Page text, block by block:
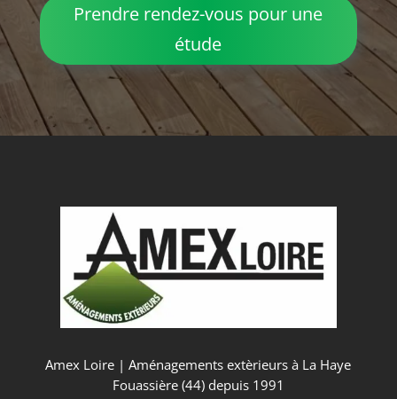
Prendre rendez-vous pour une
étude
Amex Loire | Aménagements extèrieurs à La Haye
Fouassière (44) depuis 1991